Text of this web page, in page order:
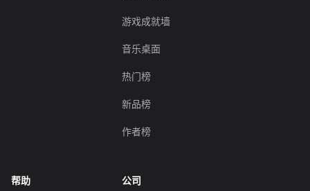
游戏成就墙
音乐桌面
热门榜
新品榜
作者榜
帮助 公司